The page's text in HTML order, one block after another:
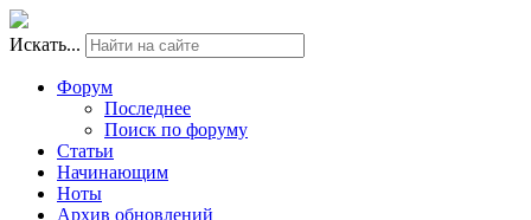
Искать...
Форум
Последнее
Поиск по форуму
Статьи
Начинающим
Ноты
Архив обновлений